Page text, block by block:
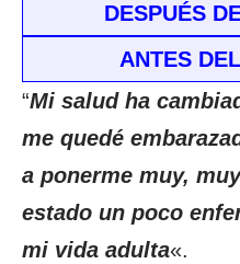
DESPUÉS
ANTES
“Mi salud ha
me quedé
a ponerme muy,
estado un poco
mi vida adulta«.